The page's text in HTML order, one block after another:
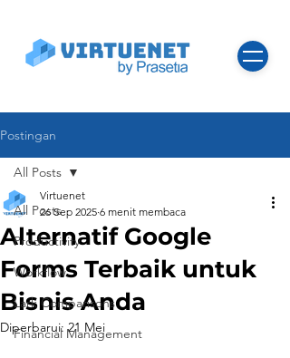
Postingan
All Posts
Productivity
Workflow
Lark Comparisons
Financial Management
All Posts
Alternatif Google
Forms Terbaik untuk
Bisnis Anda
Virtuenet
26 Sep 2025 6 menit membaca
Diperbarui:21 Mei